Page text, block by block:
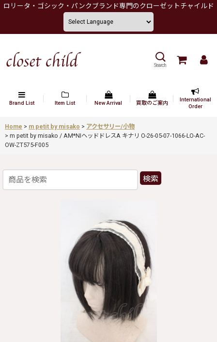
ロリータ・ゴシック・パンクブランド専門のクローゼットチャイルド
Search
Brand List Item List New Arrival 買取のご案内
International
Order
Home > m petit by misako > アクセサリー/小物
> m petit by misako / AM*NIヘッドドレスA キナリ O-26-05-07-1066-LO-AC-
OW-ZT575-F005
検索